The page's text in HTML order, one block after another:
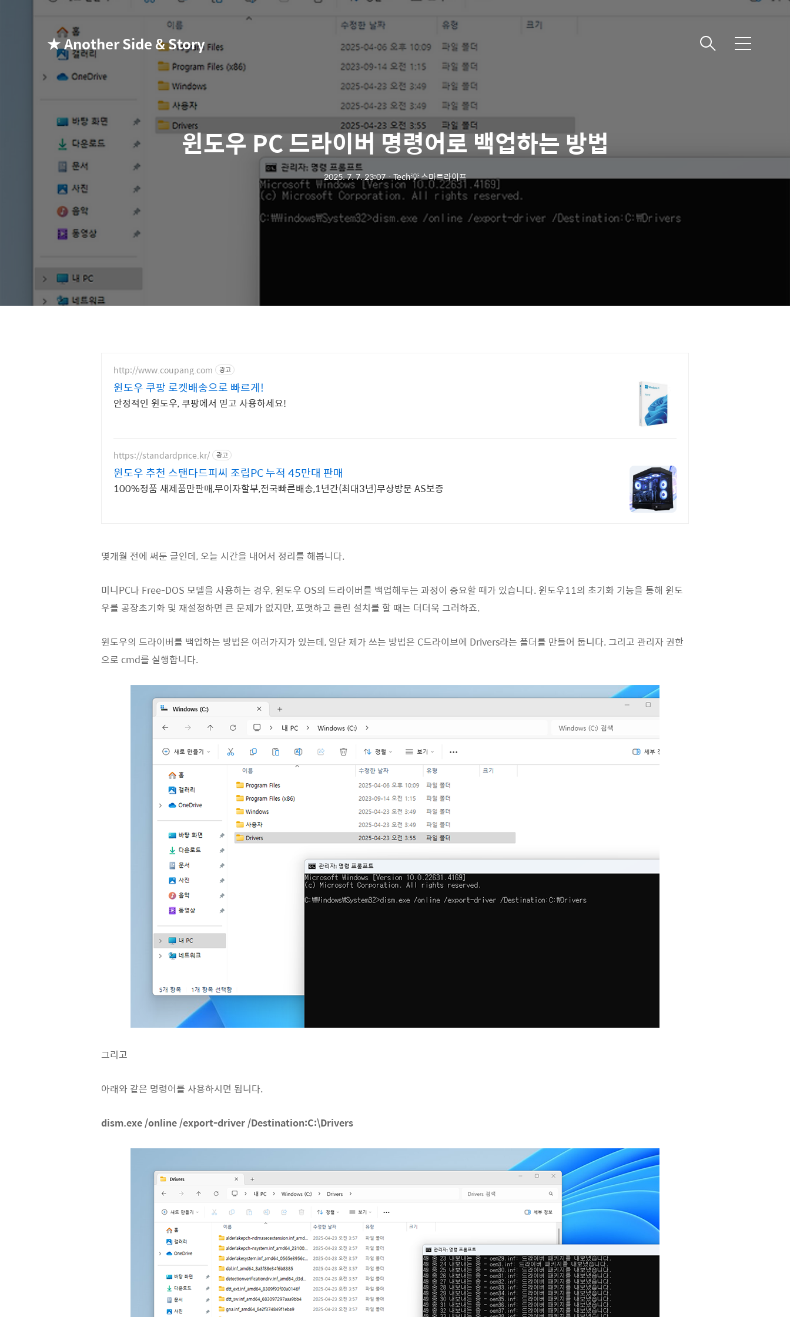
★ Another Side & Story 메
윈도우 PC 드라이버 명령어로 백업하는 방법
2025. 7. 7. 23:07ㆍTech💡 스마트라이프
http://www.coupang.com 광고
윈도우 쿠팡 로켓배송으로 빠르게!
안정적인 윈도우, 쿠팡에서 믿고 사용하세요!
https://standardprice.kr/ 광고
윈도우 추천 스탠다드피씨 조립PC 누적 45만대 판매
100%정품 새제품만판매,무이자할부,전국빠른배송,1년간(최대3년)무상방문 AS보증
몇개월 전에 써둔 글인데, 오늘 시간을 내어서 정리를 해봅니다.
미니PC나 Free-DOS 모델을 사용하는 경우, 윈도우 OS의 드라이버를 백업해두는 과정이 중요할 때가 있습니다. 윈도우11의 초기화 기능을 통해 윈도
우를 공장초기화 및 재설정하면 큰 문제가 없지만, 포맷하고 클린 설치를 할 때는 더더욱 그러하죠.
윈도우의 드라이버를 백업하는 방법은 여러가지가 있는데, 일단 제가 쓰는 방법은 C드라이브에 Drivers라는 폴더를 만들어 둡니다. 그리고 관리자 권한
으로 cmd를 실행합니다.
그리고
아래와 같은 명령어를 사용하시면 됩니다.
dism.exe /online /export-driver /Destination:C:\Drivers